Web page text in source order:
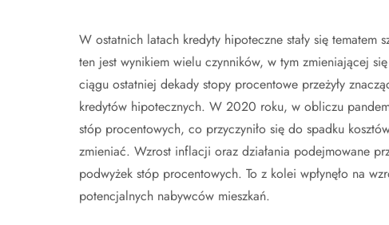
W ostatnich latach kredyty hipoteczne stały się
ten jest wynikiem wielu czynników, w tym zmieniającej
ciągu ostatniej dekady stopy procentowe przeżyły
kredytów hipotecznych. W 2020 roku, w obliczu
stóp procentowych, co przyczyniło się do spadku
zmieniać. Wzrost inflacji oraz działania podejmowane
podwyżek stóp procentowych. To z kolei wpłynęło na
potencjalnych nabywców mieszkań.